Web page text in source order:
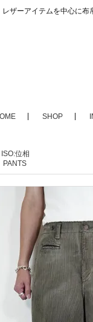
ザーアイテムを中心に布
SHOP
ISO:位相
PANTS